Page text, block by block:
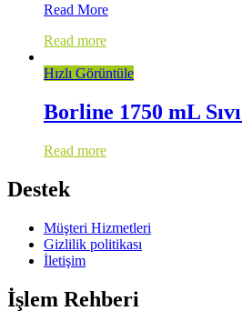
Porçöz
Makinesi
400
Read More
Read more
Hızlı Görüntüle
Borline 1750 mL
Read more
Destek
Müşteri Hizmetleri
Gizlilik politikası
İletişim
İşlem Rehberi